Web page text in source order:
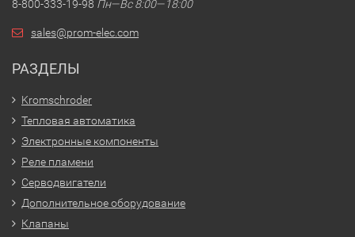
8-800-333-19-98 Пн—Вс 8:00—18:00
sales@prom-elec.com
РАЗДЕЛЫ
Kromschroder
Тепловая автоматика
Электронные компоненты
Реле пламени
Серводвигатели
Дополнительное оборудование
Клапаны